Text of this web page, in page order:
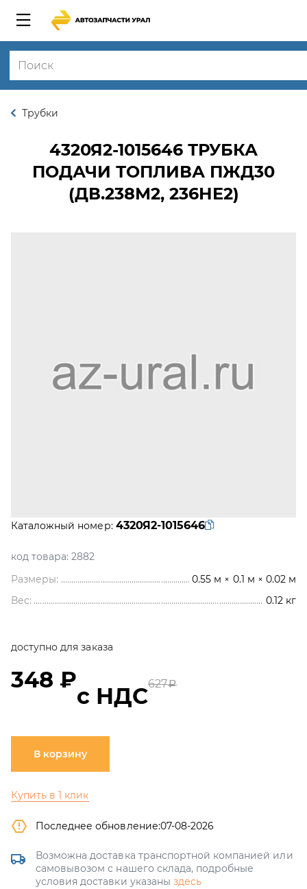
Трубки
4320Я2-1015646 ТРУБКА
ПОДАЧИ ТОПЛИВА ПЖД30
(ДВ.238М2, 236НЕ2)
Каталожный номер: 4320Я2-1015646
код товара: 2882
Размеры:
0.55 м × 0.1 м × 0.02 м
Вес:
0.12 кг
доступно для заказа
348 ₽
с НДС627a
В корзину
Купить в 1 клик
Последнее обновление:07-08-2026
Возможна доставка транспортной компанией или
самовывозом с нашего склада, подробные
условия доставки указаны здесь